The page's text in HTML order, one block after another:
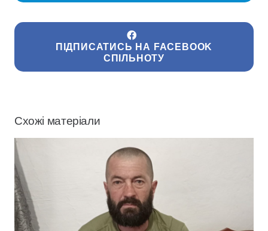
ПІДПИСАТИСЬ НА FACEBOOK
СПІЛЬНОТУ
Схожі матеріали